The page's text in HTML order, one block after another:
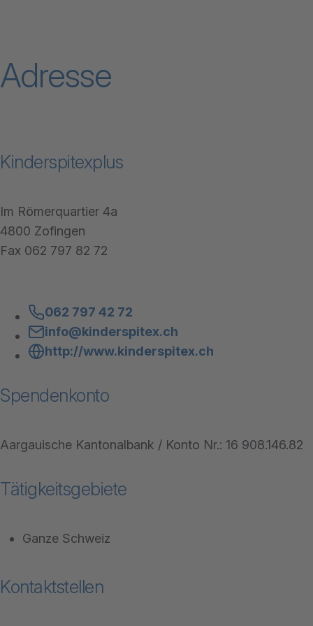
Adresse
Kinderspitexplus
Im Römerquartier 4a
4800 Zofingen
Fax 062 797 82 72
062 797 42 72
info@kinderspitex.ch
http://www.kinderspitex.ch
Spendenkonto
Aargauische Kantonalbank / Konto Nr.: 16 908.146.82
Tätigkeitsgebiete
Ganze Schweiz
Kontaktstellen